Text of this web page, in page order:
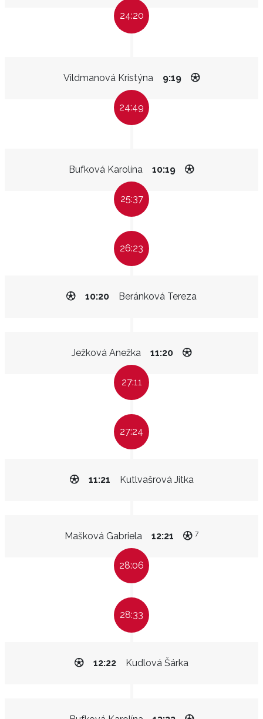
24:20
Vildmanová Kristýna 9:19
24:49
Bufková Karolína 10:19
25:37
26:23
Beránková Tereza
10:20
Ježková Anežka 11:20
27:11
27:24
Kutlvašrová Jitka
11:21
Mašková Gabriela 12:21 7
28:06
28:33
Kudlová Šárka
12:22